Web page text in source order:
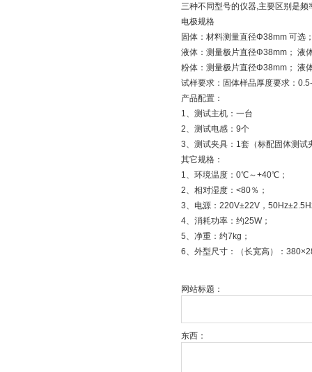
三种不同型号的仪器,主要区别是
电极规格
固体：材料测量直径Φ38mm 可选
液体：测量极片直径Φ38mm； 液
粉体：测量极片直径Φ38mm； 液
试样要求：固体样品厚度要求：
产品配置：
1、测试主机：一台
2、测试电感：9个
3、测试夹具：1套（标配固体测试
其它规格：
1、环境温度：0℃～+40℃；
2、相对湿度：<80％；
3、电源：220V±22V，
4、消耗功率：约25W；
5、净重：约7kg；
6、外型尺寸：（长宽高）：
网站标题：
东西：